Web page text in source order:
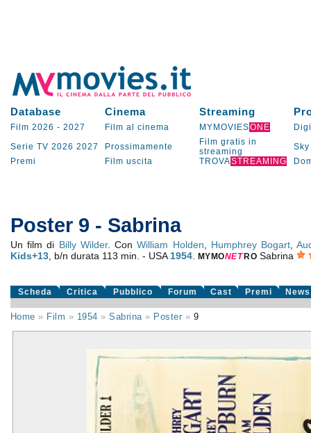
Database Cinema Streaming
Film 2026 - 2027 Film al cinema MYMOVIESONE
Serie TV 2026 2027 Prossimamente
Film gratis in
streaming
Sky
Premi
Film uscita TROVASTREAMING
Poster 9 - Sabrina
Un film di Billy Wilder. ConWilliam Holden Humphrey Bogart ,
Kids+13, b/n durata 113 min. - USA 1954. MYMONET RO Sabrina
Scheda Critica Pubblico Forum Cast Premi News
Home » Film » 1954 »Sabrina» Poster » 9